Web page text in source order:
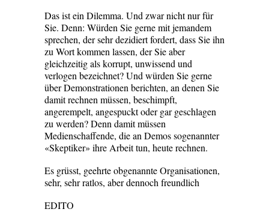
Das ist ein Dilemma. Und zwar nicht ­nur für
Sie. Denn: Würden Sie gerne mit jemandem
sprechen, der sehr dezidiert fordert, dass Sie ihn
zu Wort kommen lassen, der Sie aber
gleichzeitig als korrupt, unwissend und
verlogen bezeichnet? Und würden Sie gerne
über Demonstrationen berichten, an denen Sie
damit rechnen müssen, beschimpft,
angerempelt, angespuckt oder gar geschlagen
zu werden? Denn damit müssen
Medienschaffende, die an Demos sogenannter
«Skeptiker» ihre Arbeit tun, heute rechnen.
Es grüsst, geehrte obgenannte Organi­­sationen,
sehr, sehr ratlos, aber dennoch freundlich
EDITO